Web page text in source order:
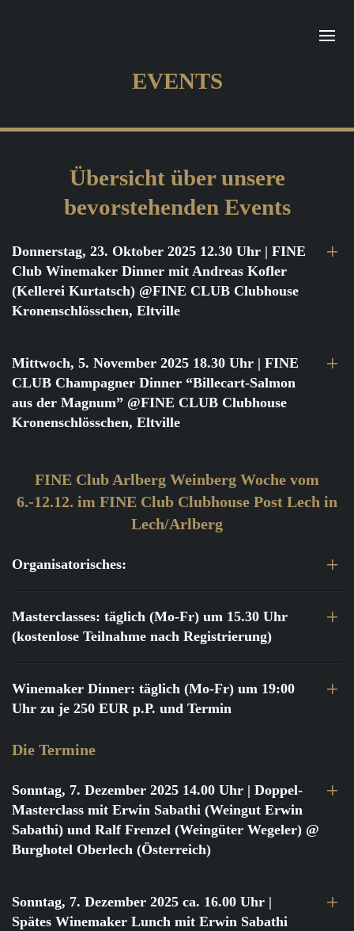
EVENTS
Übersicht über unsere
bevorstehenden Events
Donnerstag, 23. Oktober 2025 12.30 Uhr | FINE
Club Winemaker Dinner mit Andreas Kofler
(Kellerei Kurtatsch) @FINE CLUB Clubhouse
Kronenschlösschen, Eltville
Mittwoch, 5. November 2025 18.30 Uhr | FINE
CLUB Champagner Dinner “Billecart-Salmon
aus der Magnum” @FINE CLUB Clubhouse
Kronenschlösschen, Eltville
FINE Club Arlberg Weinberg Woche vom
6.-12.12. im FINE Club Clubhouse Post Lech in
Lech/Arlberg
Organisatorisches:
Masterclasses: täglich (Mo-Fr) um 15.30 Uhr
(kostenlose Teilnahme nach Registrierung)
Winemaker Dinner: täglich (Mo-Fr) um 19:00
Uhr zu je 250 EUR p.P. und Termin
Die Termine
Sonntag, 7. Dezember 2025 14.00 Uhr | Doppel-
Masterclass mit Erwin Sabathi (Weingut Erwin
Sabathi) und Ralf Frenzel (Weingüter Wegeler) @
Burghotel Oberlech (Österreich)
Sonntag, 7. Dezember 2025 ca. 16.00 Uhr |
Spätes Winemaker Lunch mit Erwin Sabathi